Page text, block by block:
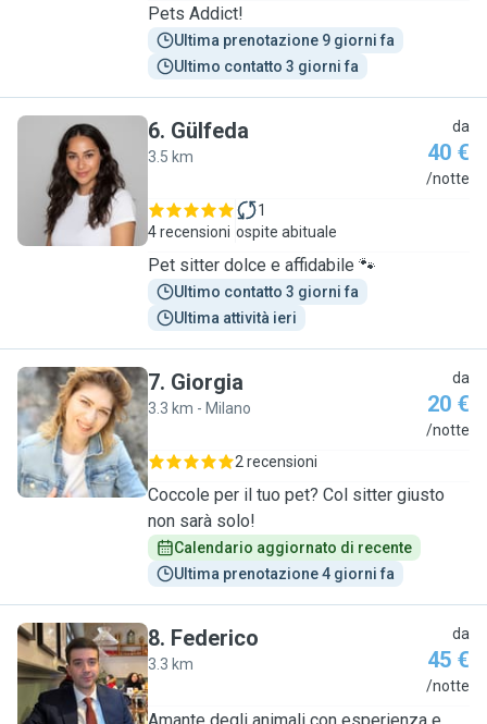
Pets Addict!
Ultima prenotazione 9 giorni fa
Ultimo contatto 3 giorni fa
G
6. Gülfeda
3.5 km
da
40 €
/notte
4 recensioni
1
ospite abituale
Pet sitter dolce e affidabile 🐾
Ultimo contatto 3 giorni fa
Ultima attività ieri
G
7. Giorgia
3.3 km - Milano
da
20 €
/notte
2 recensioni
Coccole per il tuo pet? Col sitter giusto
non sarà solo!
Calendario aggiornato di recente
Ultima prenotazione 4 giorni fa
F
8. Federico
3.3 km
da
45 €
/notte